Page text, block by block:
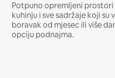
Potpuno opremljeni prostori
kuhinju i sve sadržaje koji
boravak od mjesec ili više
opciju podnajma.